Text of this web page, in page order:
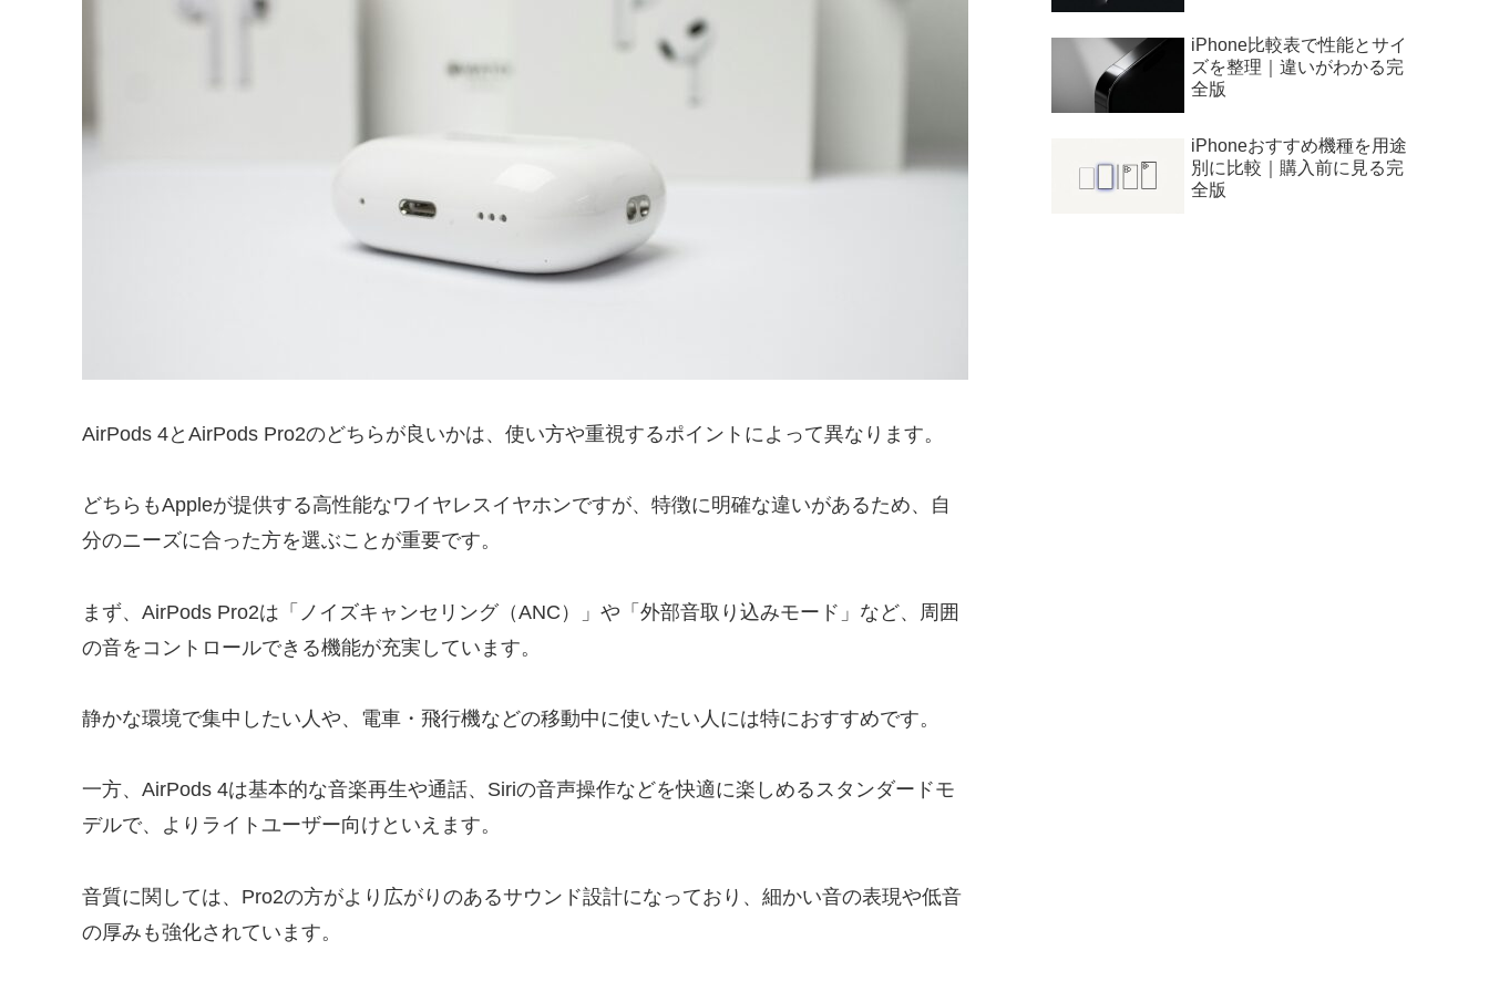
AirPods 4とAirPods Pro2のどちらが良いかは、使い方や重視するポイントによって異なります。
どちらもAppleが提供する高性能なワイヤレスイヤホンですが、特徴に明確な違いがあるため、自
分のニーズに合った方を選ぶことが重要です。
まず、AirPods Pro2は「ノイズキャンセリング（ANC）」や「外部音取り込みモード」など、周囲
の音をコントロールできる機能が充実しています。
静かな環境で集中したい人や、電車・飛行機などの移動中に使いたい人には特におすすめです。
一方、AirPods 4は基本的な音楽再生や通話、Siriの音声操作などを快適に楽しめるスタンダードモ
デルで、よりライトユーザー向けといえます。
音質に関しては、Pro2の方がより広がりのあるサウンド設計になっており、細かい音の表現や低音
の厚みも強化されています。
iPhone比較表で性能とサイ
ズを整理｜違いがわかる完
全版
iPhoneおすすめ機種を用途
別に比較｜購入前に見る完
全版